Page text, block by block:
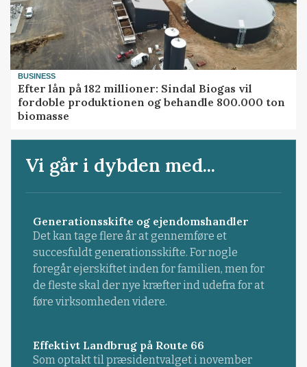
BUSINESS
Efter lån på 182 millioner: Sindal Biogas vil
fordoble produktionen og behandle 800.000 ton
biomasse
Vi går i dybden med...
Generationsskifte og ejendomshandler
Det kan tage flere år at gennemføre et
succesfuldt generationsskifte. For nogle
foregår ejerskiftet inden for familien, men for
de fleste skal der nye kræfter ind udefra for at
føre virksomheden videre.
Effektivt Landbrug på Route 66
Som optakt til præsidentvalget i november